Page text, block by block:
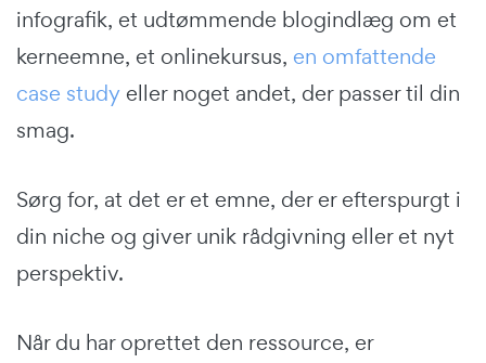
infografik, et udtømmende blogindlæg om et
kerneemne, et onlinekursus, en omfattende
case study eller noget andet, der passer til din
smag.
Sørg for, at det er et emne, der er efterspurgt i
din niche og giver unik rådgivning eller et nyt
perspektiv.
Når du har oprettet den ressource, er